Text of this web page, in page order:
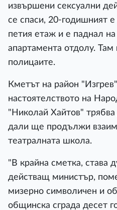
извършени сексуални
се спаси, 20-годишният
петия етаж и е паднал на
апартамента отдолу.
полицаите.
Кметът на район
настоятелството на
"Николай Хайтов"
дали ще продължи
театралната школа.
"В крайна сметка, става
действащ министър,
мизерно символичен и
общинска сграда десет